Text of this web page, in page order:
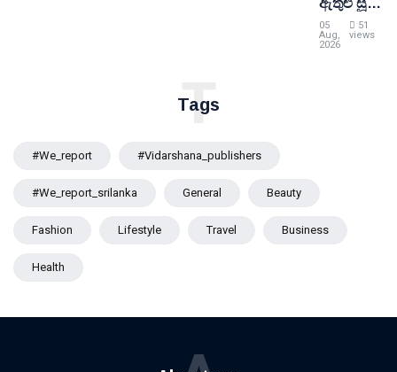
ඇතුළු සූදු
වෙබ්අඩවි
24ක් ශ්‍රී
05
Aug,
2026
51
views
Tags
T
#we_report #vidarshana_publishers
#we_report_srilanka General Beauty
Fashion Lifestyle Travel Business
Health